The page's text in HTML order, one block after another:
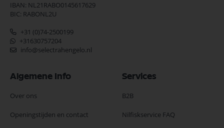
IBAN: NL21RABO0145617629
BIC: RABONL2U
+31 (0)74-2500199
+31630757204
info@selectrahengelo.nl
Algemene Info
Over ons
Openingstijden en contact
Services
B2B
Nilfiskservice FAQ